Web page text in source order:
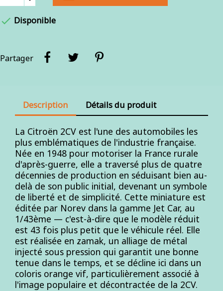
 Disponible
Partager
Description Détails du produit
La Citroën 2CV est l'une des automobiles les
plus emblématiques de l'industrie française.
Née en 1948 pour motoriser la France rurale
d'après-guerre, elle a traversé plus de quatre
décennies de production en séduisant bien au-
delà de son public initial, devenant un symbole
de liberté et de simplicité. Cette miniature est
éditée par Norev dans la gamme Jet Car, au
1/43ème — c'est-à-dire que le modèle réduit
est 43 fois plus petit que le véhicule réel. Elle
est réalisée en zamak, un alliage de métal
injecté sous pression qui garantit une bonne
tenue dans le temps, et se décline ici dans un
coloris orange vif, particulièrement associé à
l'image populaire et décontractée de la 2CV.